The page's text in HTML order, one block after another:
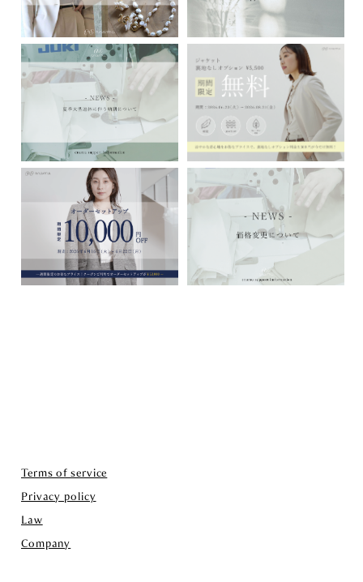
Terms of service
Privacy policy
Law
Company